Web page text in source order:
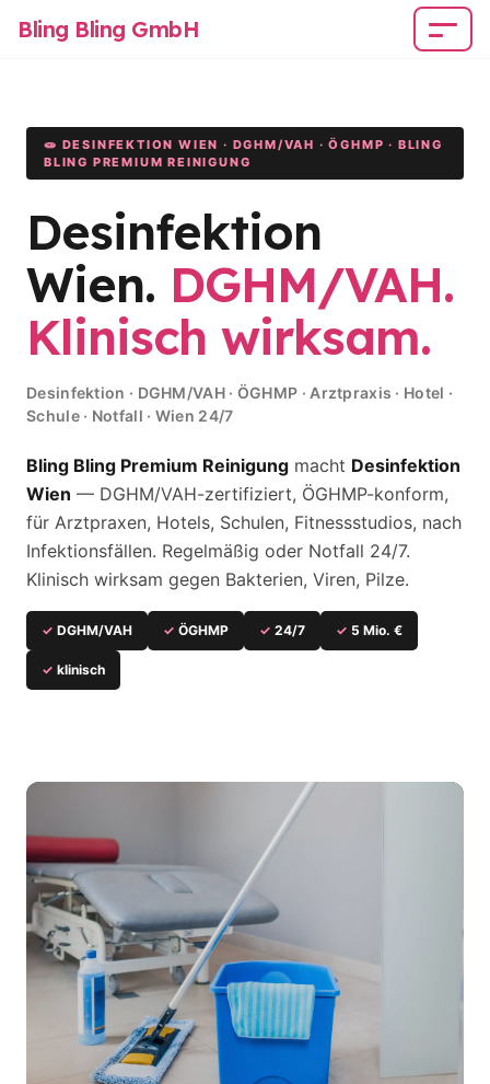
Bling Bling GmbH
🧫 DESINFEKTION WIEN · DGHM/VAH · ÖGHMP · BLING
BLING PREMIUM REINIGUNG
Desinfektion
Wien. DGHM/VAH.
Klinisch wirksam.
Desinfektion · DGHM/VAH · ÖGHMP · Arztpraxis · Hotel ·
Schule · Notfall · Wien 24/7
Bling Bling Premium Reinigung macht Desinfektion
Wien — DGHM/VAH-zertifiziert, ÖGHMP-konform,
für Arztpraxen, Hotels, Schulen, Fitnessstudios, nach
Infektionsfällen. Regelmäßig oder Notfall 24/7.
Klinisch wirksam gegen Bakterien, Viren, Pilze.
✓ DGHM/VAH ✓ ÖGHMP ✓ 24/7 ✓ 5 Mio. €
✓ klinisch